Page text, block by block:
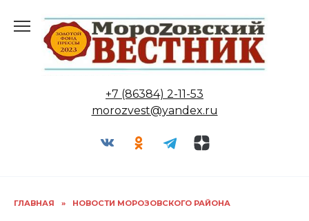
содержанию
+7 (86384) 2-11-53
morozvest@yandex.ru
ГЛАВНАЯ » НОВОСТИ МОРОЗОВСКОГО РАЙОНА